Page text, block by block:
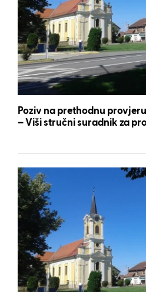
Poziv na prethodnu
– Viši stručni suradnik za